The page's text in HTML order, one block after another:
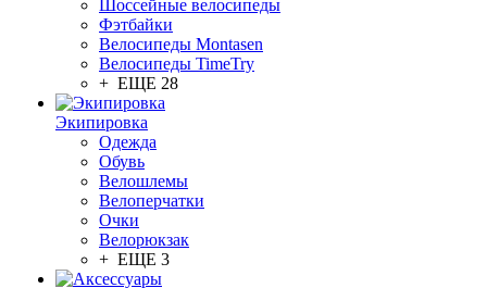
Шоссейные велосипеды
Фэтбайки
Велосипеды Montasen
Велосипеды TimeTry
+ ЕЩЕ 28
Экипировка
Одежда
Обувь
Велошлемы
Велоперчатки
Очки
Велорюкзак
+ ЕЩЕ 3